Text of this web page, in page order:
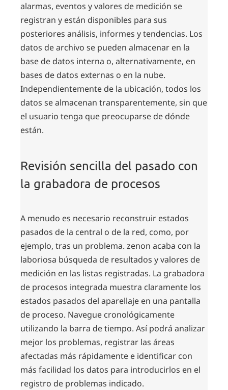
alarmas, eventos y valores de medición se
registran y están disponibles para sus
posteriores análisis, informes y tendencias. Los
datos de archivo se pueden almacenar en la
base de datos interna o, alternativamente, en
bases de datos externas o en la nube.
Independientemente de la ubicación, todos los
datos se almacenan transparentemente, sin que
el usuario tenga que preocuparse de dónde
están.
Revisión sencilla del pasado con
la grabadora de procesos
A menudo es necesario reconstruir estados
pasados de la central o de la red, como, por
ejemplo, tras un problema. zenon acaba con la
laboriosa búsqueda de resultados y valores de
medición en las listas registradas. La grabadora
de procesos integrada muestra claramente los
estados pasados del aparellaje en una pantalla
de proceso. Navegue cronológicamente
utilizando la barra de tiempo. Así podrá analizar
mejor los problemas, registrar las áreas
afectadas más rápidamente e identificar con
más facilidad los datos para introducirlos en el
registro de problemas indicado.